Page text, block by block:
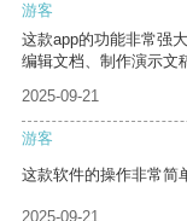
游客
这款app的功能非常强
编辑文档、制作演示文
2025-09-21
游客
这款软件的操作非常简
2025-09-21